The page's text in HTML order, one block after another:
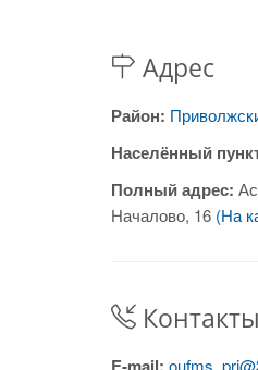
Адрес
Район:
Населённый
Полный адрес:
Началово, 16 (На
Контакты